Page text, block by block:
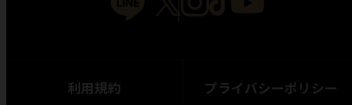
利用規約 プライバシーポリシー